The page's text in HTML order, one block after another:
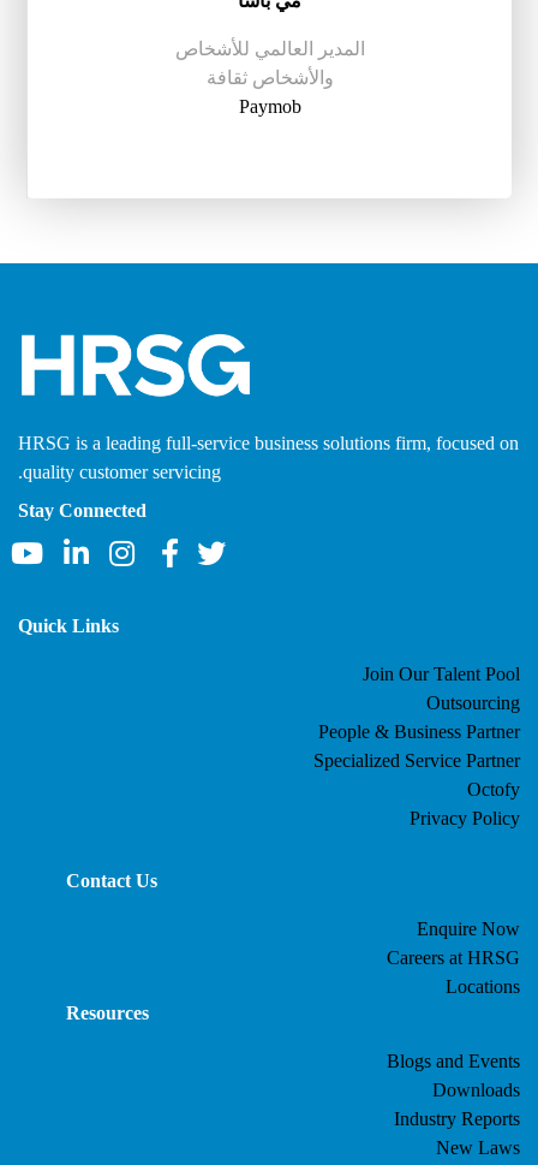
المدير العالمي للأشخاص
والأشخاص ثقافة
Paymob
HRSG is a leading full-service business solutions firm, focused on
quality customer servicing.
Stay Connected
Quick Links
Join Our Talent Pool
Outsourcing
People & Business Partner
Specialized Service Partner
Octofy
Privacy Policy
Contact Us
Enquire Now
Careers at HRSG
Locations
Resources
Blogs and Events
Downloads
Industry Reports
New Laws